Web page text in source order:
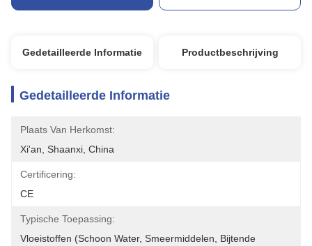
Gedetailleerde Informatie Productbeschrijving
Gedetailleerde Informatie
Plaats Van Herkomst:
Xi'an, Shaanxi, China
Certificering:
CE
Typische Toepassing:
Vloeistoffen (schoon Water, Smeermiddelen, Bijtende